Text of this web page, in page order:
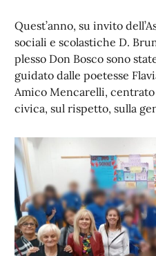
Quest’anno, su invito
sociali e scolastiche D.
plesso Don Bosco sono
guidato dalle poetesse
Amico Mencarelli,
civica, sul rispetto, sulla